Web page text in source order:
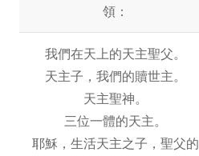
領：
我們在天上的天主聖父。
天主子，我們的贖世主。
天主聖神。
三位一體的天主。
耶穌，生活天主之子，聖父的